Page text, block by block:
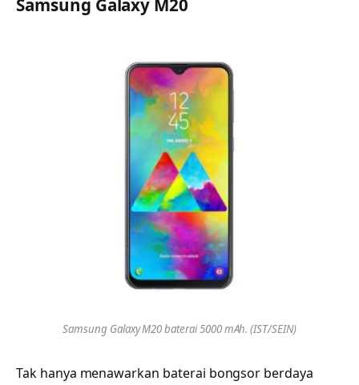
Samsung Galaxy M20
Samsung Galaxy M20 baterai 5000 mAh. (IST/SEIN)
Tak hanya menawarkan baterai bongsor berdaya